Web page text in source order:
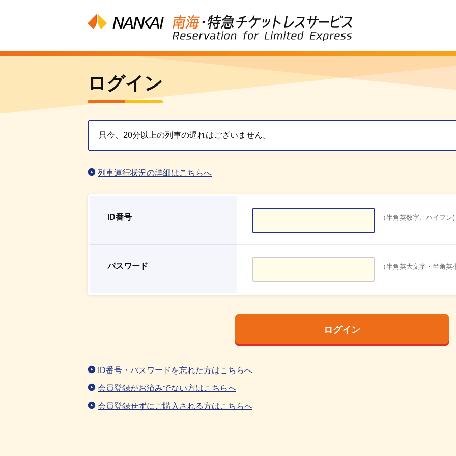
ログイン
只今、20分以上の列車の遅れはございません。
列車運行状況の詳細はこちらへ
ID番号 （半角英数字、ハイフン
パスワード （半角英大文字・半角英
ID番号・パスワードを忘れた方はこちらへ
会員登録がお済みでない方はこちらへ
会員登録せずにご購入される方はこちらへ